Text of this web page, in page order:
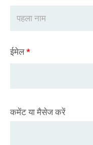
ईमेल*
कमेंट या मैसेज करें